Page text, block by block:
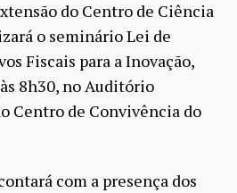
do Centro de Ciência
o seminário Lei de
Fiscais para a Inovação,
8h30, no Auditório
Centro de Convivência do
com a presença dos